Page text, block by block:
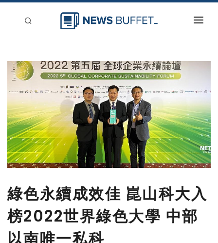
新聞稿分類
刊登
綠色永續成效佳 崑山科大入
榜2022世界綠色大學 中部